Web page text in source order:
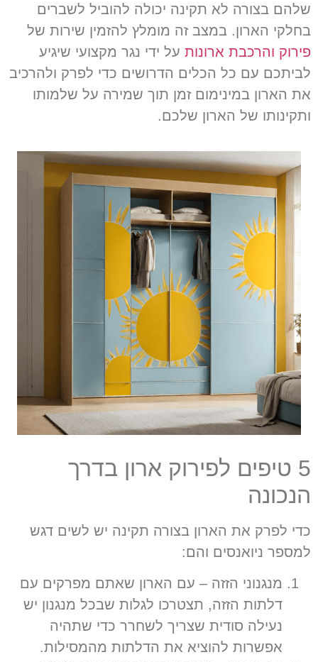
שלהם בצורה לא תקינה יכולה להוביל לשברים
בחלקי הארון. במצב זה מומלץ להזמין שירות של
פירוק והרכבת ארונות על ידי נגר מקצועי שיגיע
לביתכם עם כל הכלים הדרושים כדי לפרק ולהרכיב
את הארון במינימום זמן תוך שמירה על שלמותו
ותקינותו של הארון שלכם.
5 טיפים לפירוק ארון בדרך
הנכונה
כדי לפרק את הארון בצורה תקינה יש לשים דגש
למספר ניואנסים והם:
מנגנוני הזזה – עם הארון שאתם מפרקים עם
דלתות הזזה, תצטרכו לגלות שבכל מנגנון יש
נעילה סודית שצריך לשחרר כדי שתהיה
אפשרות להוציא את הדלתות מהמסילות.